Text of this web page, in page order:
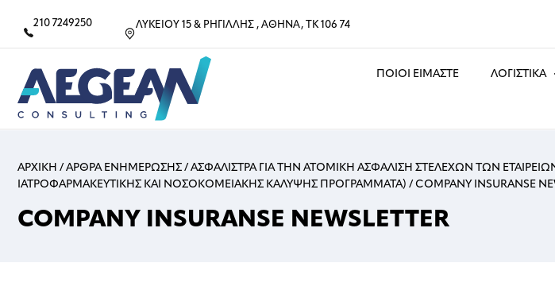
210 7249250 ΛΥΚΕΙΟΥ 15 & ΡΗΓΙΛΛΗΣ , ΑΘΗΝΑ, ΤΚ 106 74
ΠΟΙΟΙ ΕΙΜΑΣΤΕ ΛΟΓΙΣΤΙΚΑ
ΑΡΧΙΚΗ / ΑΡΘΡΑ ΕΝΗΜΕΡΩΣΗΣ / ΑΣΦΑΛΙΣΤΡΑ ΓΙΑ ΤΗΝ ΑΤΟΜΙΚΗ ΑΣΦΑΛΙΣΗ ΣΤΕΛΕΧΩΝ ΤΩΝ
ΙΑΤΡΟΦΑΡΜΑΚΕΥΤΙΚΗΣ ΚΑΙ ΝΟΣΟΚΟΜΕΙΑΚΗΣ ΚΑΛΥΨΗΣ ΠΡΟΓΡΑΜΜΑΤΑ) / COMPANY INSURANSE
COMPANY INSURANSE NEWSLETTER